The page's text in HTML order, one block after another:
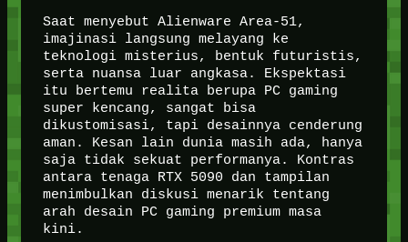
Saat menyebut Alienware Area-51,
imajinasi langsung melayang ke
teknologi misterius, bentuk futuristis,
serta nuansa luar angkasa. Ekspektasi
itu bertemu realita berupa PC gaming
super kencang, sangat bisa
dikustomisasi, tapi desainnya cenderung
aman. Kesan lain dunia masih ada, hanya
saja tidak sekuat performanya. Kontras
antara tenaga RTX 5090 dan tampilan
menimbulkan diskusi menarik tentang
arah desain PC gaming premium masa
kini.